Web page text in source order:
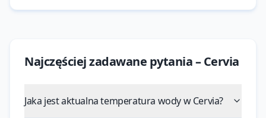
Najczęściej zadawane pytania –Cervia
Jaka jest aktualna temperatura wody w Cervia?